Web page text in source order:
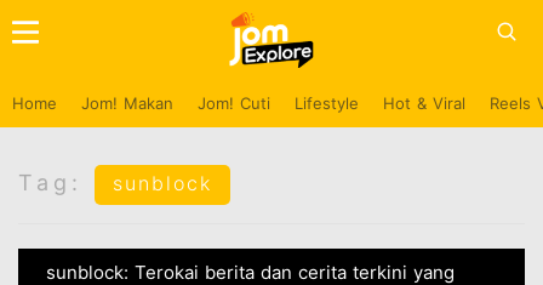
Home Jom! Makan Jom! Cuti Lifestyle Hot & Viral Reels
Tag: sunblock
sunblock: Terokai berita dan cerita terkini yang